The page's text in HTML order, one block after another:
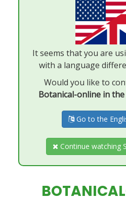
It seems that you are
with a language
Would you like to
Botanical-online in
Go to the
Continue watching